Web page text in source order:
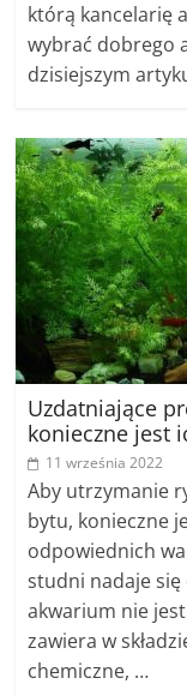
którą kancelarię
wybrać dobrego
dzisiejszym
Uzdatniające
konieczne jest
11 września 2022
Aby utrzymanie
bytu, konieczne
odpowiednich
studni nadaje
akwarium nie
zawiera w
chemiczne, …